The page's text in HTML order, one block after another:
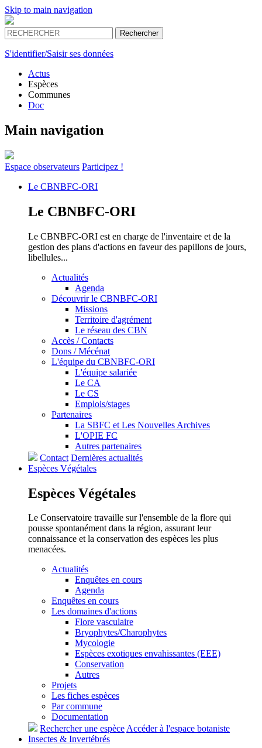
Skip to main navigation
S'identifier/Saisir ses données
Actus
Espèces
Communes
Doc
Main navigation
Espace observateurs Participez !
Le CBNBFC-ORI
Le CBNBFC-ORI
Le CBNBFC-ORI est en charge de l'inventaire et de la
gestion des plans d'actions en faveur des papillons de jours,
libellules...
Actualités
Agenda
Découvrir le CBNBFC-ORI
Missions
Territoire d'agrément
Le réseau des CBN
Accès / Contacts
Dons / Mécénat
L'équipe du CBNBFC-ORI
L'équipe salariée
Le CA
Le CS
Emplois/stages
Partenaires
La SBFC et Les Nouvelles Archives
L'OPIE FC
Autres partenaires
Contact Dernières actualités
Espèces Végétales
Espèces Végétales
Le Conservatoire travaille sur l'ensemble de la flore qui
pousse spontanément dans la région, assurant leur
connaissance et la conservation des espèces les plus
menacées.
Actualités
Enquêtes en cours
Agenda
Enquêtes en cours
Les domaines d'actions
Flore vasculaire
Bryophytes/Charophytes
Mycologie
Espèces exotiques envahissantes (EEE)
Conservation
Autres
Projets
Les fiches espèces
Par commune
Documentation
Rechercher une espèceAccéder à l'espace botaniste
Insectes & Invertébrés